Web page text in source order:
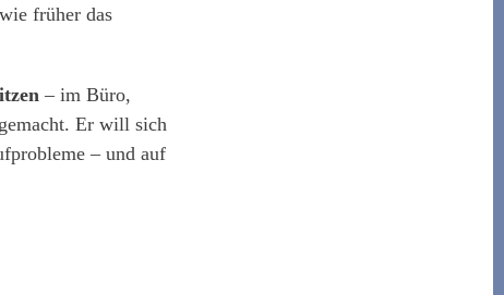
früher das
– im Büro,
Er will sich
– und auf